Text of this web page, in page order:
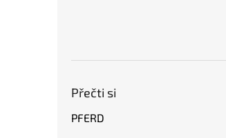
Přečti si
PFERD